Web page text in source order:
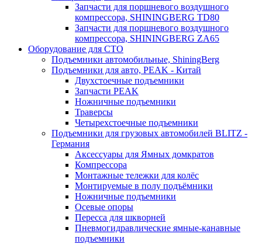
Запчасти для поршневого воздушного
компрессора, SHININGBERG TD80
Запчасти для поршневого воздушного
компрессора, SHININGBERG ZA65
Оборудование для СТО
Подъемники автомобильные, ShiningBerg
Подъемники для авто, PEAK - Китай
Двухстоечные подъемники
Запчасти PEAK
Ножничные подъемники
Траверсы
Четырехстоечные подъемники
Подъемники для грузовых автомобилей BLITZ -
Германия
Аксессуары для Ямных домкратов
Компрессора
Монтажные тележки для колёс
Монтируемые в полу подъёмники
Ножничные подъемники
Осевые опоры
Пересса для шкворней
Пневмогидравлические ямные-канавные
подъемники